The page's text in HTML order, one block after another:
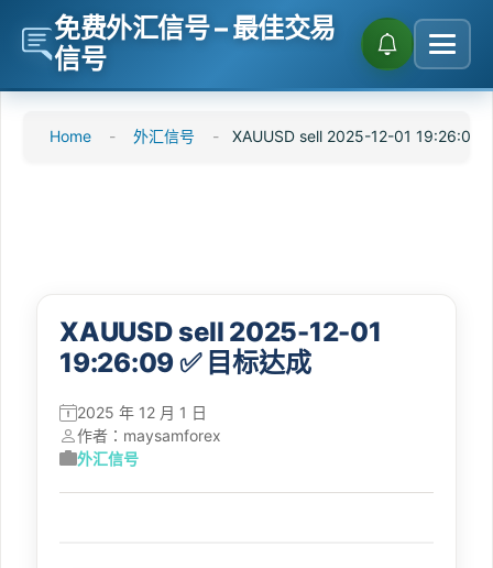
免费外汇信号 – 最佳交易
信号
Home - 外汇信号 - XAUUSD sell 2025-12-01 19:26:09
XAUUSD sell 2025-12-01
19:26:09 ✅ 目标达成
2025 年 12 月 1 日
作者： maysamforex
外汇信号